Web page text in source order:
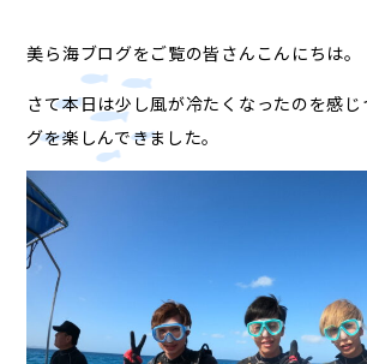
美ら海ブログをご覧の皆さんこんにちは。
さて本日は少し風が冷たくなったのを感
グを楽しんできました。